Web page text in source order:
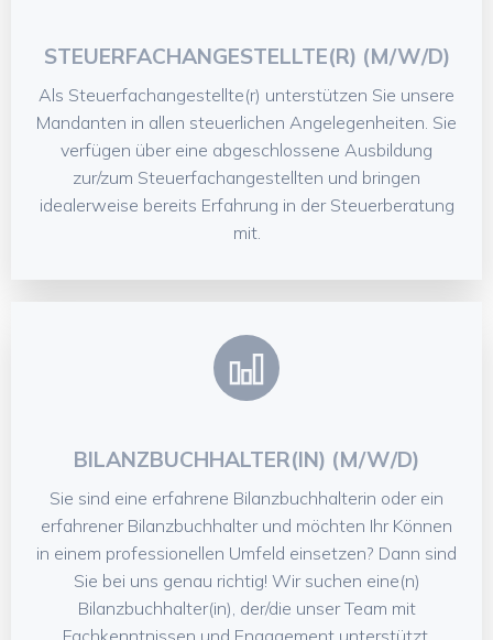
STEUERFACHANGESTELLTE(R) (M/W/D)
Als Steuerfachangestellte(r) unterstützen Sie unsere
Mandanten in allen steuerlichen Angelegenheiten. Sie
verfügen über eine abgeschlossene Ausbildung
zur/zum Steuerfachangestellten und bringen
idealerweise bereits Erfahrung in der Steuerberatung
mit.
BILANZBUCHHALTER(IN) (M/W/D)
Sie sind eine erfahrene Bilanzbuchhalterin oder ein
erfahrener Bilanzbuchhalter und möchten Ihr Können
in einem professionellen Umfeld einsetzen? Dann sind
Sie bei uns genau richtig! Wir suchen eine(n)
Bilanzbuchhalter(in), der/die unser Team mit
Fachkenntnissen und Engagement unterstützt.